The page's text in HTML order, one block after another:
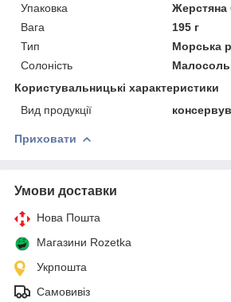
Упаковка
Жерстяна
Вага
195 г
Тип
Морська
Солоність
Користувальницькі характеристики
Вид продукції
Приховати
Умови доставки
Нова Пошта
Магазини Rozetka
Укрпошта
Самовивіз